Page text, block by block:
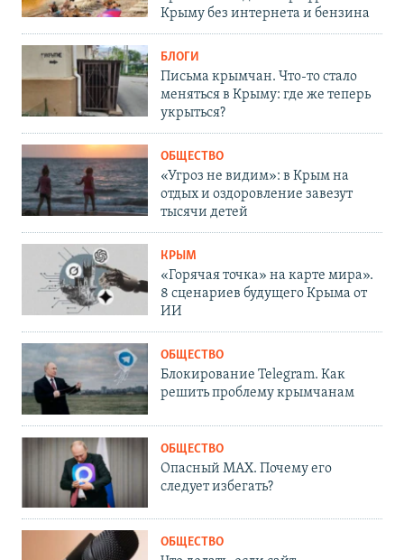
Крыму без интернета и бензина
БЛОГИ
Письма крымчан. Что-то стало
меняться в Крыму: где же теперь
укрыться?
ОБЩЕСТВО
«Угроз не видим»: в Крым на
отдых и оздоровление завезут
тысячи детей
КРЫМ
«Горячая точка» на карте мира».
8 сценариев будущего Крыма от
ИИ
ОБЩЕСТВО
Блокирование Telegram. Как
решить проблему крымчанам
ОБЩЕСТВО
Опасный MAX. Почему его
следует избегать?
ОБЩЕСТВО